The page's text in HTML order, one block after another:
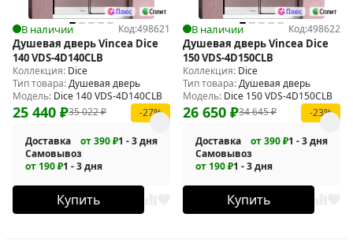
В наличии Код:498621
Душевая дверь Vincea Dice
140 VDS-4D140CLB
Коллекция: Dice
Тип товара:Душевая дверь
Модель: Dice 140 VDS-4D140CLB
35 022₽
25 440 ₽ -27%
Доставка от 390 ₽1 - 3 дня
Самовывоз
от 190 ₽1 - 3 дня
Купить
В наличии Код:498622
Душевая дверь Vincea Dice
150 VDS-4D150CLB
Коллекция: Dice
Тип товара:Душевая дверь
Модель: Dice 150 VDS-4D150CLB
34 645₽
26 650 ₽ -23%
Доставка от 390 ₽1 - 3 дня
Самовывоз
от 190 ₽1 - 3 дня
Купить